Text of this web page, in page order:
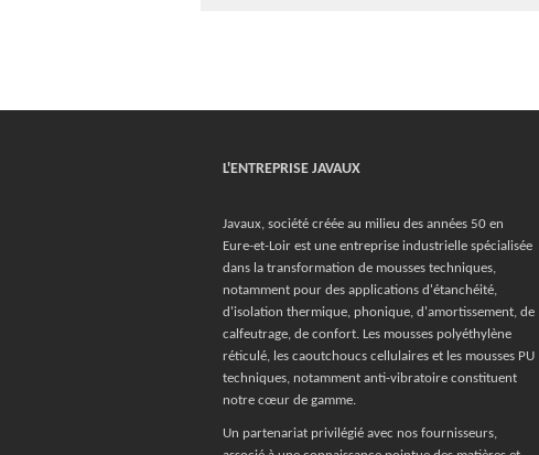
L'ENTREPRISE JAVAUX
Javaux, société créée au milieu des années 50 en
Eure-et-Loir est une entreprise industrielle spécialisée
dans la transformation de mousses techniques,
notamment pour des applications d'étanchéité,
d'isolation thermique, phonique, d'amortissement, de
calfeutrage, de confort. Les mousses polyéthylène
réticulé, les caoutchoucs cellulaires et les mousses PU
techniques, notamment anti-vibratoire constituent
notre cœur de gamme.
Un partenariat privilégié avec nos fournisseurs,